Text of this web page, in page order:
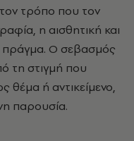
τρόπο που τον
η αισθητική και
πράγμα. Ο σεβασμός
τη στιγμή που
θέμα ή αντικείμενο,
παρουσία.